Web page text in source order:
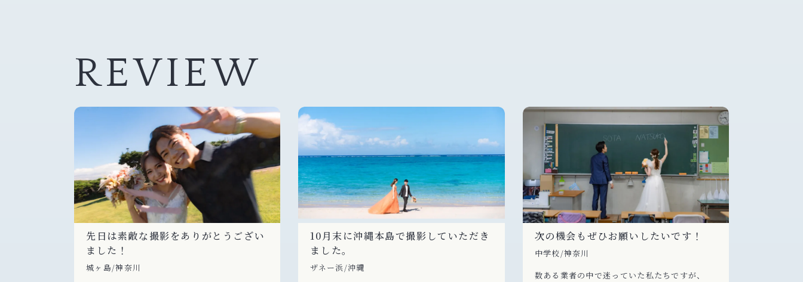
REVIEW
先日は素敵な撮影をありがとうござい
ました！
城ヶ島/神奈川
10月末に沖縄本島で撮影していただき
ました。
ザネー浜/沖縄
次の機会もぜひお願いしたいです！
中学校/神奈川
数ある業者の中で迷っていた私たちですが、